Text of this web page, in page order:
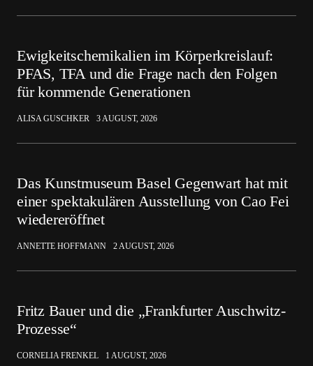
Ewigkeitschemikalien im Körperkreislauf:
PFAS, TFA und die Frage nach den Folgen
für kommende Generationen
ALISA GUSCHKER 3 AUGUST, 2026
Das Kunstmuseum Basel Gegenwart hat mit
einer spektakulären Ausstellung von Cao Fei
wiedereröffnet
ANNETTE HOFFMANN 2 AUGUST, 2026
Fritz Bauer und die „Frankfurter Auschwitz-
Prozesse“
CORNELIA FRENKEL 1 AUGUST, 2026